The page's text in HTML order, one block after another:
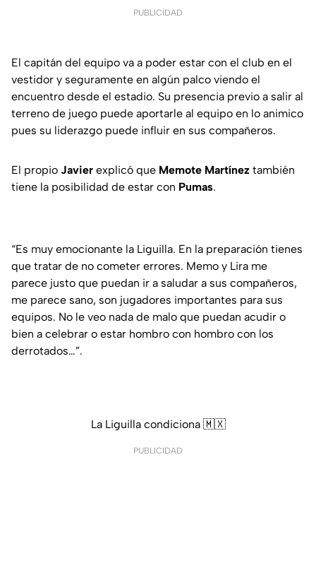
PUBLICIDAD
El capitán del equipo va a poder estar con el club en el
vestidor y seguramente en algún palco viendo el
encuentro desde el estadio. Su presencia previo a salir al
terreno de juego puede aportarle al equipo en lo animico
pues su liderazgo puede influir en sus compañeros.
El propio Javier explicó que Memote Martínez también
tiene la posibilidad de estar con Pumas.
“Es muy emocionante la Liguilla. En la preparación tienes
que tratar de no cometer errores. Memo y Lira me
parece justo que puedan ir a saludar a sus compañeros,
me parece sano, son jugadores importantes para sus
equipos. No le veo nada de malo que puedan acudir o
bien a celebrar o estar hombro con hombro con los
derrotados…”.
La Liguilla condiciona 🇲🇽
PUBLICIDAD